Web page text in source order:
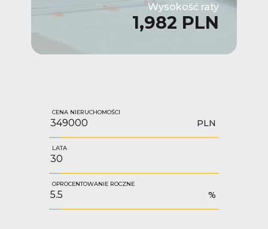
Wysokość raty
1,982 PLN
CENA NIERUCHOMOŚCI
PLN
LATA
OPROCENTOWANIE ROCZNE
%